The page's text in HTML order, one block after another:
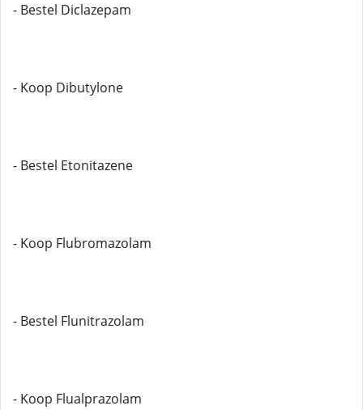
- Bestel Diclazepam
- Koop Dibutylone
- Bestel Etonitazene
- Koop Flubromazolam
- Bestel Flunitrazolam
- Koop Flualprazolam